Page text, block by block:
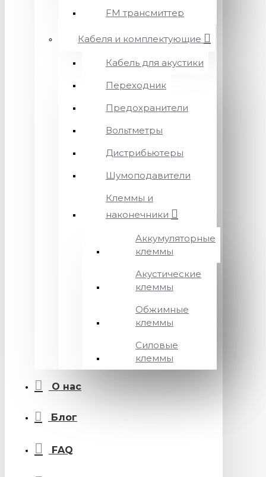
FM трансмиттер
Кабеля и комплектующие
Кабель для акустики
Переходник
Предохранители
Вольтметры
Дистрибьютеры
Шумоподавители
Клеммы и
наконечники
Аккумуляторные
клеммы
Акустические
клеммы
Обжимные
клеммы
Силовые
клеммы
О нас
Блог
FAQ